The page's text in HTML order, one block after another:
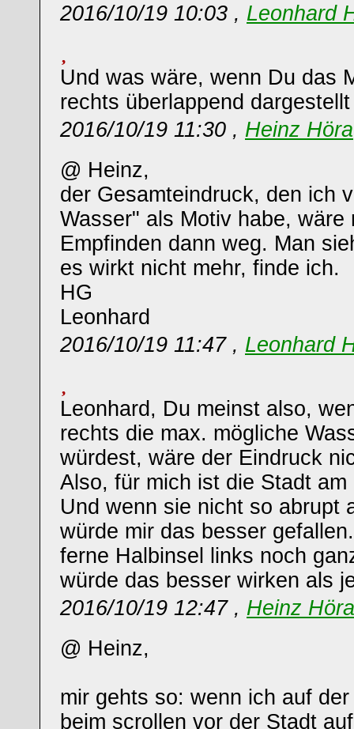
2016/10/19 10:03 , Leonhard
Und was wäre, wenn Du das
rechts überlappend
2016/10/19 11:30 , Heinz Höra
@ Heinz,
der Gesamteindruck, den ich
Wasser" als Motiv habe, wäre
Empfinden dann weg. Man
es wirkt nicht mehr, finde ich.
HG
Leonhard
2016/10/19 11:47 , Leonhard
Leonhard, Du meinst also,
rechts die max. mögliche
würdest, wäre der Eindruck
Also, für mich ist die Stadt
Und wenn sie nicht so abrupt
würde mir das besser
ferne Halbinsel links noch
würde das besser wirken als
2016/10/19 12:47 , Heinz Höra
@ Heinz,
mir gehts so: wenn ich auf
beim scrollen vor der Stadt